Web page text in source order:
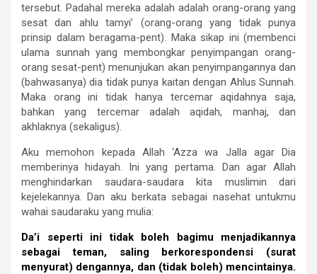
tersebut. Padahal mereka adalah adalah orang-orang yang
sesat dan ahlu tamyi’ (orang-orang yang tidak punya
prinsip dalam beragama-pent). Maka sikap ini (membenci
ulama sunnah yang membongkar penyimpangan orang-
orang sesat-pent) menunjukan akan penyimpangannya dan
(bahwasanya) dia tidak punya kaitan dengan Ahlus Sunnah.
Maka orang ini tidak hanya tercemar aqidahnya saja,
bahkan yang tercemar adalah aqidah, manhaj, dan
akhlaknya (sekaligus).
Aku memohon kepada Allah ‘Azza wa Jalla agar Dia
memberinya hidayah. Ini yang pertama. Dan agar Allah
menghindarkan saudara-saudara kita muslimin dari
kejelekannya. Dan aku berkata sebagai nasehat untukmu
wahai saudaraku yang mulia:
Da’i seperti ini tidak boleh bagimu menjadikannya
sebagai teman, saling berkorespondensi (surat
menyurat) dengannya, dan (tidak boleh) mencintainya.